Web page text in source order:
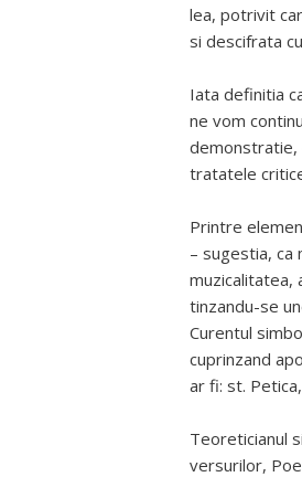
lea, potrivit
si descifrata
Iata definitia
ne vom
demonstratie,
tratatele
Printre
– sugestia, ca
muzicalitatea,
tinzandu-se
Curentul
cuprinzand
ar fi: st.
Teoreticianul
versurilor,